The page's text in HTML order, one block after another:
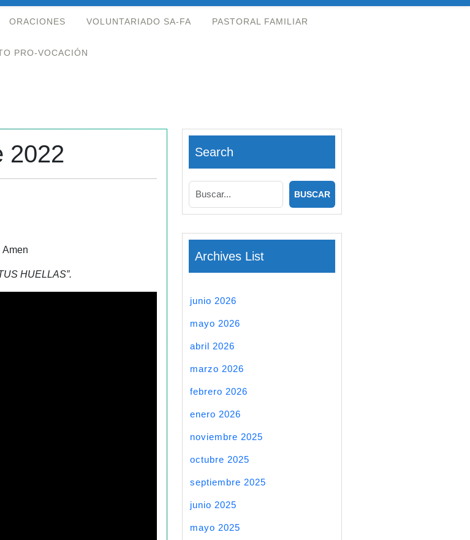
ORACIONES VOLUNTARIADO SA-FA PASTORAL FAMILIAR
PRO-VOCACIÓN
2022
Amen
HUELLAS”.
Search
Archives List
junio 2026
mayo 2026
abril 2026
marzo 2026
febrero 2026
enero 2026
noviembre 2025
octubre 2025
septiembre 2025
junio 2025
mayo 2025